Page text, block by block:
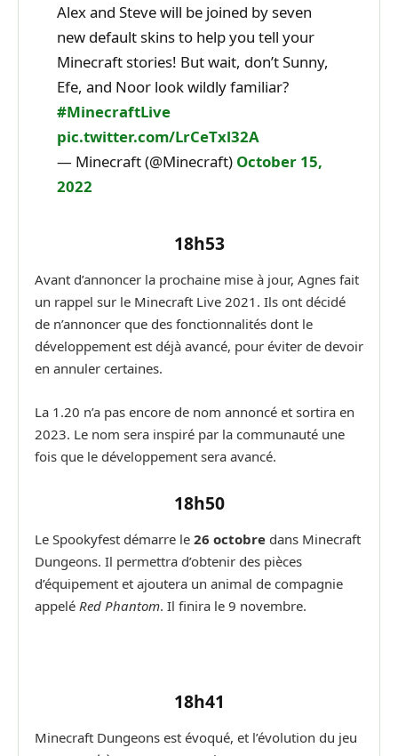
Alex and Steve will be joined by seven
new default skins to help you tell your
Minecraft stories! But wait, don’t Sunny,
Efe, and Noor look wildly familiar?
#MinecraftLive
pic.twitter.com/LrCeTxl32A
— Minecraft (@Minecraft) October 15,
2022
18h53
Avant d’annoncer la prochaine mise à jour, Agnes fait
un rappel sur le Minecraft Live 2021. Ils ont décidé
de n’annoncer que des fonctionnalités dont le
développement est déjà avancé, pour éviter de devoir
en annuler certaines.
La 1.20 n’a pas encore de nom annoncé et sortira en
2023. Le nom sera inspiré par la communauté une
fois que le développement sera avancé.
18h50
Le Spookyfest démarre le 26 octobre dans Minecraft
Dungeons. Il permettra d’obtenir des pièces
d’équipement et ajoutera un animal de compagnie
appelé Red Phantom. Il finira le 9 novembre.
18h41
Minecraft Dungeons est évoqué, et l’évolution du jeu